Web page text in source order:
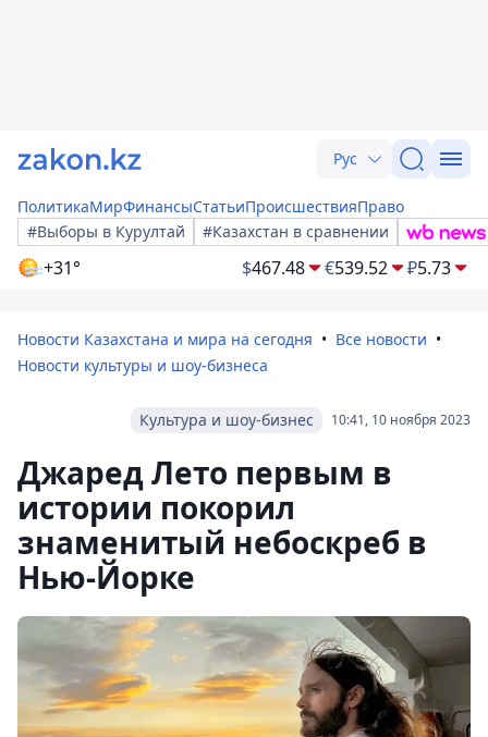
Рус
ПолитикаМирФинансыСтатьиПроисшествияПраво
#Выборы в Курултай
#Казахстан в сравнении
+31° $467.48 €539.52 ₽5.73
Новости Казахстана и мира на сегодня
Все новости
Новости культуры и шоу-бизнеса
10:41, 10 ноября 2023
Культура и шоу-бизнес
Джаред Лето первым в
истории покорил
знаменитый небоскреб в
Нью-Йорке